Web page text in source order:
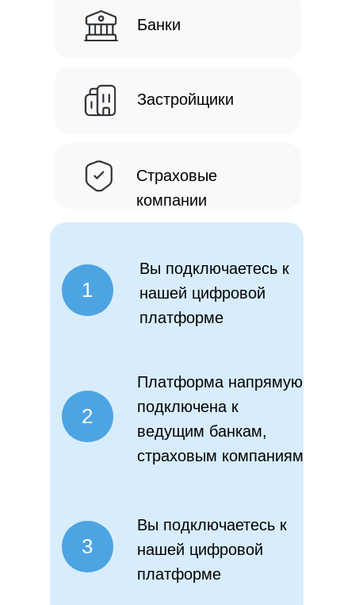
Банки
Застройщики
Страховые
компании
1
Вы подключаетесь к
нашей цифровой
платформе
2
Платформа напрямую
подключена к
ведущим банкам,
страховым компаниям
3
Вы подключаетесь к
нашей цифровой
платформе